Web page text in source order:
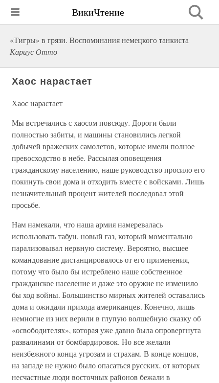
ВикиЧтение
«Тигры» в грязи. Воспоминания немецкого танкиста
Кариус Отто
Хаос нарастает
Хаос нарастает
Мы встречались с хаосом повсюду. Дороги были
полностью забиты, и машины становились легкой
добычей вражеских самолетов, которые имели полное
превосходство в небе. Рассылая оповещения
гражданскому населению, наше руководство просило его
покинуть свои дома и отходить вместе с войсками. Лишь
незначительный процент жителей последовал этой
просьбе.
Нам намекали, что наша армия намеревалась
использовать табун, новый газ, который моментально
парализовывал нервную систему. Вероятно, высшее
командование дистанцировалось от его применения,
потому что было бы истреблено наше собственное
гражданское население и даже это оружие не изменило
бы ход войны. Большинство мирных жителей оставались
дома и ожидали прихода американцев. Конечно, лишь
немногие из них верили в глупую волшебную сказку об
«освободителях», которая уже давно была опровергнута
развалинами от бомбардировок. Но все желали
неизбежного конца угрозам и страхам. В конце концов,
на западе не нужно было опасаться русских, от которых
несчастные люди восточных районов бежали в